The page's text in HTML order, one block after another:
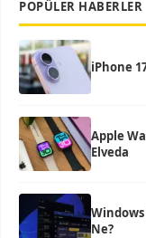
POPÜLER HABERLER
iPhone
Apple
Elveda
Windows
Ne?